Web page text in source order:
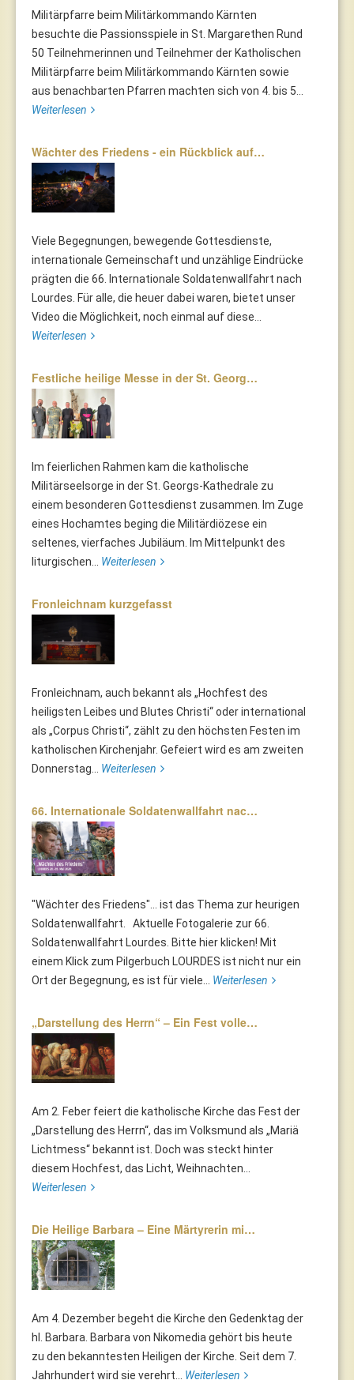
Militärpfarre beim Militärkommando Kärnten
besuchte die Passionsspiele in St. Margarethen Rund
50 Teilnehmerinnen und Teilnehmer der Katholischen
Militärpfarre beim Militärkommando Kärnten sowie
aus benachbarten Pfarren machten sich von 4. bis 5...
Weiterlesen
Wächter des Friedens - ein Rückblick auf…
Viele Begegnungen, bewegende Gottesdienste,
internationale Gemeinschaft und unzählige Eindrücke
prägten die 66. Internationale Soldatenwallfahrt nach
Lourdes. Für alle, die heuer dabei waren, bietet unser
Video die Möglichkeit, noch einmal auf diese...
Weiterlesen
Festliche heilige Messe in der St. Georg…
Im feierlichen Rahmen kam die katholische
Militärseelsorge in der St. Georgs-Kathedrale zu
einem besonderen Gottesdienst zusammen. Im Zuge
eines Hochamtes beging die Militärdiözese ein
seltenes, vierfaches Jubiläum. Im Mittelpunkt des
liturgischen... Weiterlesen
Fronleichnam kurzgefasst
Fronleichnam, auch bekannt als „Hochfest des
heiligsten Leibes und Blutes Christi“ oder international
als „Corpus Christi“, zählt zu den höchsten Festen im
katholischen Kirchenjahr. Gefeiert wird es am zweiten
Donnerstag... Weiterlesen
66. Internationale Soldatenwallfahrt nac…
"Wächter des Friedens"... ist das Thema zur heurigen
Soldatenwallfahrt. Aktuelle Fotogalerie zur 66.
Soldatenwallfahrt Lourdes. Bitte hier klicken! Mit
einem Klick zum Pilgerbuch LOURDES ist nicht nur ein
Ort der Begegnung, es ist für viele... Weiterlesen
„Darstellung des Herrn“ – Ein Fest volle…
Am 2. Feber feiert die katholische Kirche das Fest der
„Darstellung des Herrn“, das im Volksmund als „Mariä
Lichtmess“ bekannt ist. Doch was steckt hinter
diesem Hochfest, das Licht, Weihnachten...
Weiterlesen
Die Heilige Barbara – Eine Märtyrerin mi…
Am 4. Dezember begeht die Kirche den Gedenktag der
hl. Barbara. Barbara von Nikomedia gehört bis heute
zu den bekanntesten Heiligen der Kirche. Seit dem 7.
Jahrhundert wird sie verehrt... Weiterlesen